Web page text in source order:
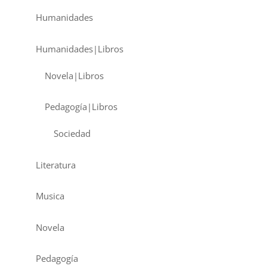
Humanidades
Humanidades|Libros
Novela|Libros
Pedagogía|Libros
Sociedad
Literatura
Musica
Novela
Pedagogía